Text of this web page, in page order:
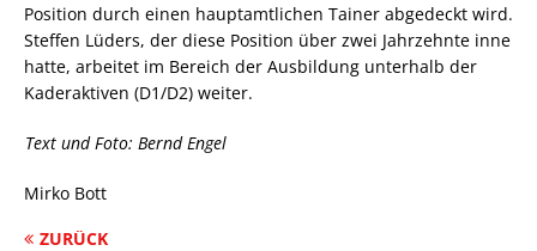
Position durch einen hauptamtlichen Tainer abgedeckt wird.
Steffen Lüders, der diese Position über zwei Jahrzehnte inne
hatte, arbeitet im Bereich der Ausbildung unterhalb der
Kaderaktiven (D1/D2) weiter.
Text und Foto: Bernd Engel
Mirko Bott
ZURÜCK